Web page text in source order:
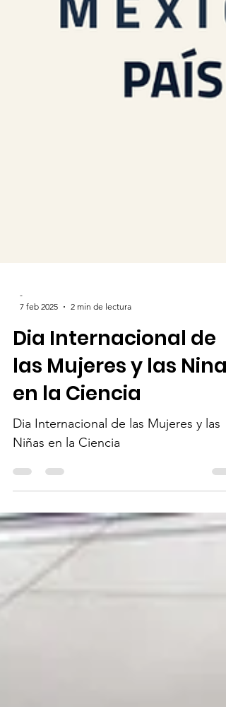
-
7 feb 2025
2 min de lectura
Dia Internacional de
las Mujeres y las Ninas
en la Ciencia
Niñas en la Ciencia